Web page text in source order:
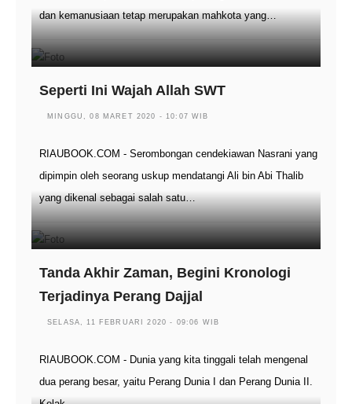
dan kemanusiaan tetap merupakan mahkota yang…
Seperti Ini Wajah Allah SWT
MINGGU, 08 MARET 2020 - 10:07 WIB
RIAUBOOK.COM - Serombongan cendekiawan Nasrani yang
dipimpin oleh seorang uskup mendatangi Ali bin Abi Thalib
yang dikenal sebagai salah satu…
Tanda Akhir Zaman, Begini Kronologi
Terjadinya Perang Dajjal
SELASA, 11 FEBRUARI 2020 - 09:06 WIB
RIAUBOOK.COM - Dunia yang kita tinggali telah mengenal
dua perang besar, yaitu Perang Dunia I dan Perang Dunia II.